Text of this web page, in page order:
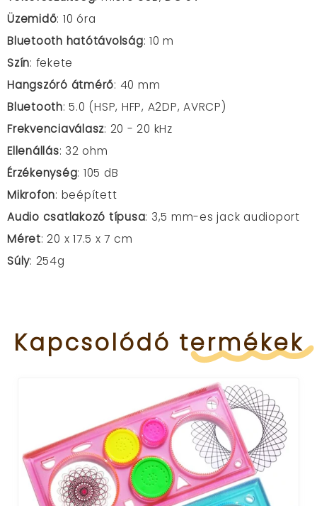
Üzemidő: 10 óra
Bluetooth hatótávolság: 10 m
Szín: fekete
Hangszóró átmérő: 40 mm
Bluetooth: 5.0 (HSP, HFP, A2DP, AVRCP)
Frekvenciaválasz: 20 - 20 kHz
Ellenállás: 32 ohm
Érzékenység: 105 dB
Mikrofon: beépített
Audio csatlakozó típusa: 3,5 mm-es jack audioport
Méret: 20 x 17.5 x 7 cm
Súly: 254g
Kapcsolódó termékek